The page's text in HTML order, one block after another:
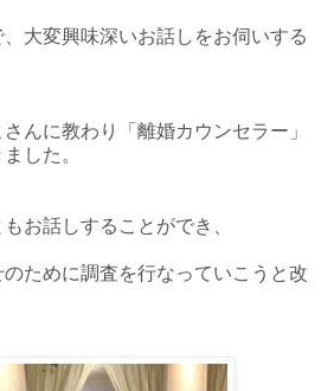
大変興味深いお話しをお伺いする
んに教わり「離婚カウンセラー」
した。
お話しすることができ、
ために調査を行なっていこうと改